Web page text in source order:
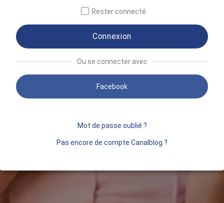
Rester connecté
Connexion
Ou se connecter avec
Facebook
Mot de passe oublié ?
Pas encore de compte Canalblog ?